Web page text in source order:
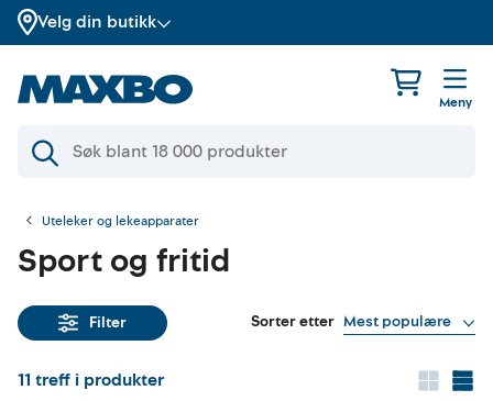
Velg din butikk
Meny
Uteleker og lekeapparater
Sport og fritid
Filter Sorter etter Mest populære
11 treff i produkter